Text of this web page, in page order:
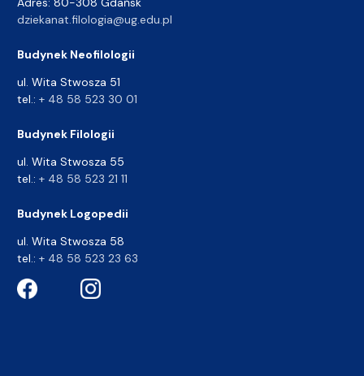
dziekanat.filologia@ug.edu.pl
Budynek Neofilologii
ul. Wita Stwosza 51
tel.: + 48 58 523 30 01
Budynek Filologii
ul. Wita Stwosza 55
tel.: + 48 58 523 21 11
Budynek Logopedii
ul. Wita Stwosza 58
tel.: + 48 58 523 23 63